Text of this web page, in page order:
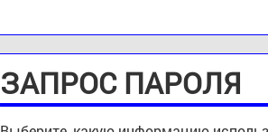
ЗАПРОС ПАРОЛЯ